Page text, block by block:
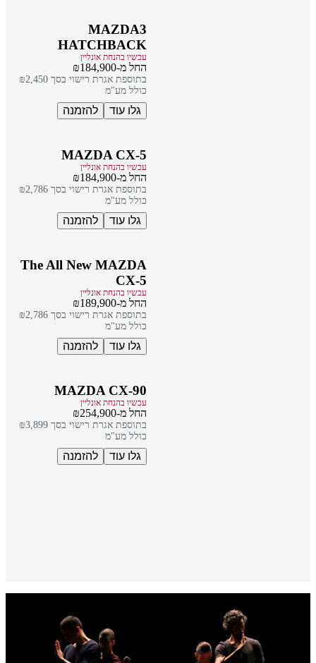
MAZDA3
HATCHBACK
עכשיו בהנחת אונליין
החל מ-₪184,900
בתוספת אגרת רישוי בסך ₪2,450
כולל מע"מ
גלו עוד להזמנה
MAZDA CX-5
עכשיו בהנחת אונליין
החל מ-₪184,900
בתוספת אגרת רישוי בסך ₪2,786
כולל מע"מ
גלו עוד להזמנה
The All New MAZDA
CX-5
עכשיו בהנחת אונליין
החל מ-₪189,900
בתוספת אגרת רישוי בסך ₪2,786
כולל מע"מ
גלו עוד להזמנה
MAZDA CX-90
עכשיו בהנחת אונליין
החל מ-₪254,900
בתוספת אגרת רישוי בסך ₪3,899
כולל מע"מ
גלו עוד להזמנה